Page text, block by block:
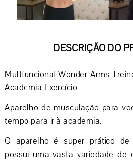
DESCRIÇÃO DO
Multfuncional Wonder Arms
Academia Exercício
Aparelho de musculação para
tempo para ir à academia.
O aparelho é super prático
possui uma vasta variedade de